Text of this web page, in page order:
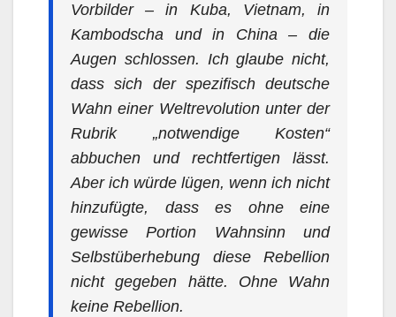
Vorbilder – in Kuba, Vietnam, in
Kambodscha und in China – die
Augen schlossen. Ich glaube nicht,
dass sich der spezifisch deutsche
Wahn einer Weltrevolution unter der
Rubrik „notwendige Kosten“
abbuchen und rechtfertigen lässt.
Aber ich würde lügen, wenn ich nicht
hinzufügte, dass es ohne eine
gewisse Portion Wahnsinn und
Selbstüberhebung diese Rebellion
nicht gegeben hätte. Ohne Wahn
keine Rebellion.